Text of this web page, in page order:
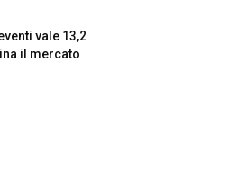
vale 13,2
il mercato